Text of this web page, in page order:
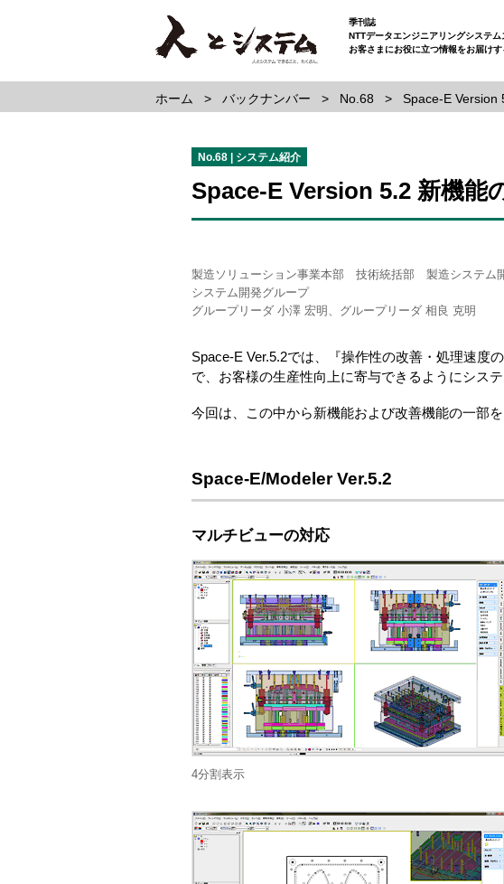
季刊誌
NTTデータエンジニアリングシステム
お客さまにお役に立つ情報をお届けす
ホーム バックナンバー No.68 Space-E Version
No.68 | システム紹介
Space-E Version 5.2 新機能
製造ソリューション事業本部 技術統括部 製造システム
システム開発グループ
グループリーダ 小澤 宏明、グループリーダ 相良 克明
Space-E Ver.5.2では、『操作性の改善・処理速度
で、お客様の生産性向上に寄与できるようにシス
今回は、この中から新機能および改善機能の一部を
Space-E/Modeler Ver.5.2
マルチビューの対応
4分割表示